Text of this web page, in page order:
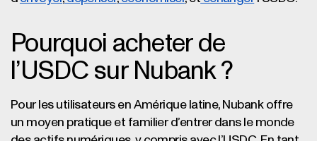
Pourquoi acheter de
l’USDC sur Nubank ?
Pour les utilisateurs en Amérique latine, Nubank offre
un moyen pratique et familier d’entrer dans le monde